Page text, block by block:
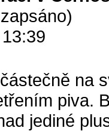
na
piva.
jediné